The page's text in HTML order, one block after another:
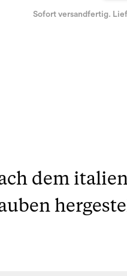
Sofort versandfertig.
dem